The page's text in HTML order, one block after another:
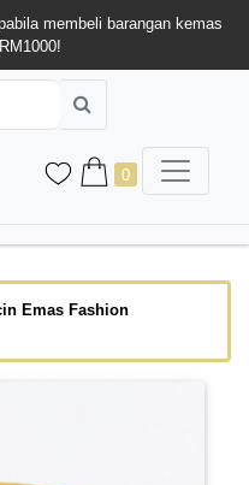
membeli barangan kemas
0
Emas Fashion